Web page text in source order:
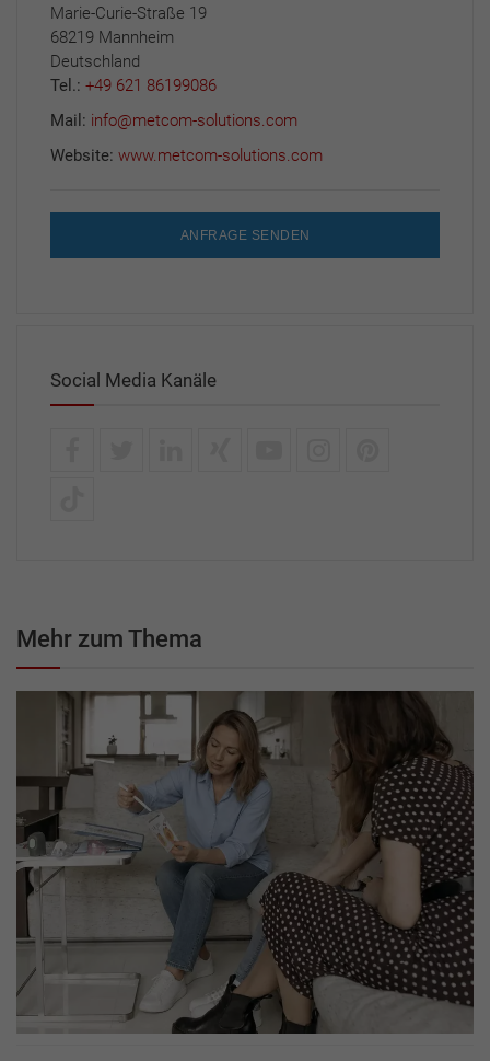
Marie-Curie-Straße 19
68219 Mannheim
Deutschland
Tel.: +49 621 86199086
Mail: info@metcom-solutions.com
Website: www.metcom-solutions.com
ANFRAGE SENDEN
Social Media Kanäle
Mehr zum Thema